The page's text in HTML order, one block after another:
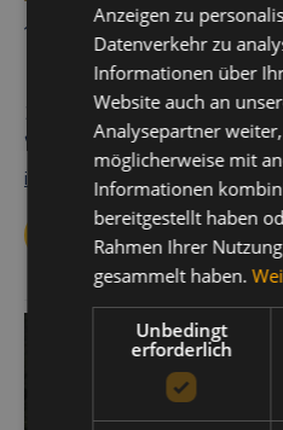
Residence Liondes
Str. Plan de Corones 21
39030 ST. VIGIL IN
+39 0474 646195
info@liondes.it
ZUR WEBSEITE
Anzeigen zu
Datenverkehr zu
Informationen über
Website auch an
Analysepartner
möglicherweise mit
Informationen
bereitgestellt haben
Rahmen Ihrer
gesammelt haben.
Unbedingt
erforderlich